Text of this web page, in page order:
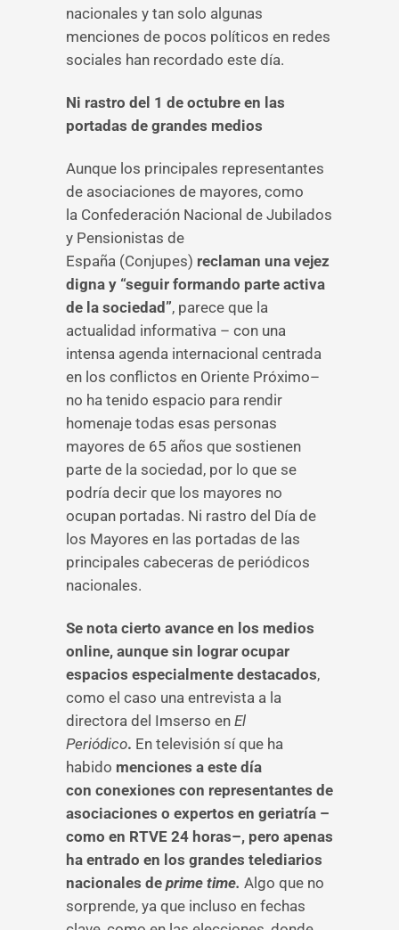
nacionales y tan solo algunas
menciones de pocos políticos en redes
sociales han recordado este día.
Ni rastro del 1 de octubre en las
portadas de grandes medios
Aunque los principales representantes
de asociaciones de mayores, como
la Confederación Nacional de Jubilados
y Pensionistas de
España (Conjupes) reclaman una vejez
digna y “seguir formando parte activa
de la sociedad”, parece que la
actualidad informativa – con una
intensa agenda internacional centrada
en los conflictos en Oriente Próximo–
no ha tenido espacio para rendir
homenaje todas esas personas
mayores de 65 años que sostienen
parte de la sociedad, por lo que se
podría decir que los mayores no
ocupan portadas. Ni rastro del Día de
los Mayores en las portadas de las
principales cabeceras de periódicos
nacionales.
Se nota cierto avance en los medios
online, aunque sin lograr ocupar
espacios especialmente destacados,
como el caso una entrevista a la
directora del Imserso en El
Periódico. En televisión sí que ha
habido menciones a este día
con conexiones con representantes de
asociaciones o expertos en geriatría –
como en RTVE 24 horas–, pero apenas
ha entrado en los grandes telediarios
nacionales de prime time. Algo que no
sorprende, ya que incluso en fechas